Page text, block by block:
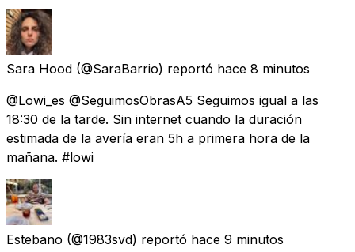
Sara Hood (@SaraBarrio) reportó hace 8 minutos
@Lowi_es @SeguimosObrasA5 Seguimos igual a las
18:30 de la tarde. Sin internet cuando la duración
estimada de la avería eran 5h a primera hora de la
mañana. #lowi
Estebano (@1983svd) reportó hace 9 minutos